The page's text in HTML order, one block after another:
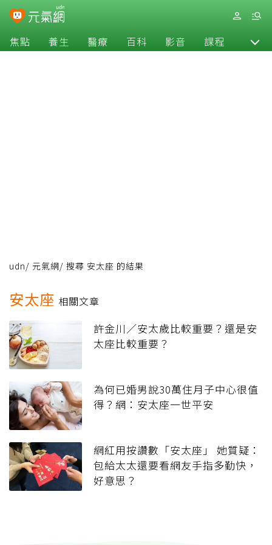
焦點 養生 醫療 百科 影音 課程 退休
udn/ 元氣網/ 搜尋 安太座 的結果
安太座 相關文章
許金川／安太歲比較重要？還是安
太座比較重要？
為何已婚男說30萬住月子中心很值
得？網：安太座一世平安
網紅用按讚數「安太座」 她質疑：
包給太太還要看網友手指多勤快，
好意思？